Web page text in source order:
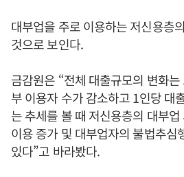
대부업을 주로 이용하는 저신용층
것으로 보인다.
금감원은 “전체 대출규모의 변화
부 이용자 수가 감소하고 1인당 대
는 추세를 볼 때 저신용층의 대부
이용 증가 및 대부업자의 불법추심
있다”고 바라봤다.